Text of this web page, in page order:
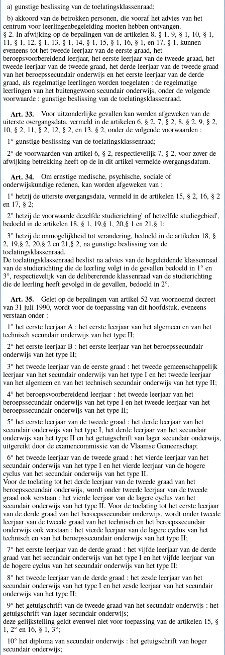
a) gunstige beslissing van de toelatingsklassenraad;
b) akkoord van de betrokken personen, die vooraf het advies van het
centrum voor leerlingenbegeleiding moeten hebben ontvangen.
§ 2. In afwijking op de bepalingen van de artikelen 8, § 1, 9, § 1, 10, § 1,
11, § 1, 12, § 1, 13, § 1, 14, § 1, 15, § 1, 16, § 1, en 17, § 1, kunnen
eveneens tot het tweede leerjaar van de eerste graad, het
beroepsvoorbereidend leerjaar, het eerste leerjaar van de tweede graad, het
tweede leerjaar van de tweede graad, het derde leerjaar van de tweede graad
van het beroepssecundair onderwijs en het eerste leerjaar van de derde
graad, als regelmatige leerlingen worden toegelaten : de regelmatige
leerlingen van het buitengewoon secundair onderwijs, onder de volgende
voorwaarde : gunstige beslissing van de toelatingsklassenraad.
Art. 33.
Voor uitzonderlijke gevallen kan worden afgeweken van de
uiterste overgangsdata, vermeld in de artikelen 6, § 2, 7, § 2, 8, § 2, 9, § 2,
10, § 2, 11, § 2, 12, § 2, en 13, § 2, onder de volgende voorwaarden :
1° gunstige beslissing van de toelatingsklassenraad;
2° de voorwaarden van artikel 6, § 2, respectievelijk 7, § 2, voor zover de
afwijking betrekking heeft op de in dit artikel vermelde overgangsdatum.
Art. 34.
Om ernstige medische, psychische, sociale of
onderwijskundige redenen, kan worden afgeweken van :
1° hetzij de uiterste overgangsdata, vermeld in de artikelen 15, § 2, 16, § 2
en 17, § 2;
2° hetzij de voorwaarde dezelfde studierichting' of hetzelfde studiegebied',
bedoeld in de artikelen 18, § 1, 19,§ 1, 20,§ 1 en 21,§ 1;
3° hetzij de onmogelijkheid tot verandering, bedoeld in de artikelen 18, §
2, 19,§ 2, 20,§ 2 en 21,§ 2, na gunstige beslissing van de
toelatingsklassenraad.
De toelatingsklassenraad beslist na advies van de begeleidende klassenraad
van de studierichting die de leerling volgt in de gevallen bedoeld in 1° en
3°, respectievelijk van de delibererende klassenraad van de studierichting
die de leerling heeft gevolgd in de gevallen, bedoeld in 2°.
Art. 35.
Gelet op de bepalingen van artikel 52 van voornoemd decreet
van 31 juli 1990, wordt voor de toepassing van dit hoofdstuk, eveneens
verstaan onder :
1° het eerste leerjaar A : het eerste leerjaar van het algemeen en van het
technisch secundair onderwijs van het type II;
2° het eerste leerjaar B : het eerste leerjaar van het beroepssecundair
onderwijs van het type II;
3° het tweede leerjaar van de eerste graad : het tweede gemeenschappelijk
leerjaar van het secundair onderwijs van het type I en het tweede leerjaar
van het algemeen en van het technisch secundair onderwijs van het type II;
4° het beroepsvoorbereidend leerjaar : het tweede leerjaar van het
beroepssecundair onderwijs van het type I en het tweede leerjaar van het
beroepssecundair onderwijs van het type II;
5° het eerste leerjaar van de tweede graad : het derde leerjaar van het
secundair onderwijs van het type I, het derde leerjaar van het secundair
onderwijs van het type II en het getuigschrift van lager secundair onderwijs,
uitgereikt door de examencommissie van de Vlaamse Gemeenschap;
6° het tweede leerjaar van de tweede graad : het vierde leerjaar van het
secundair onderwijs van het type I en het vierde leerjaar van de hogere
cyclus van het secundair onderwijs van het type II.
Voor de toelating tot het derde leerjaar van de tweede graad van het
beroepssecundair onderwijs, wordt onder tweede leerjaar van de tweede
graad ook verstaan : het vierde leerjaar van de lagere cyclus van het
secundair onderwijs van het type II. Voor de toelating tot het eerste leerjaar
van de derde graad van het beroepssecundair onderwijs, wordt onder tweede
leerjaar van de tweede graad van het technisch en het beroepssecundair
onderwijs ook verstaan : het vierde leerjaar van de lagere cyclus van het
technisch en van het beroepssecundair onderwijs van het type II;
7° het eerste leerjaar van de derde graad : het vijfde leerjaar van de derde
graad van het secundair onderwijs van het type I en het vijfde leerjaar van
de hogere cyclus van het secundair onderwijs van het type II;
8° het tweede leerjaar van de derde graad : het zesde leerjaar van het
secundair onderwijs van het type I en het zesde leerjaar van het secundair
onderwijs van het type II;
9° het getuigschrift van de tweede graad van het secundair onderwijs : het
getuigschrift van lager secundair onderwijs;
deze gelijkstelling geldt evenwel niet voor toepassing van de artikelen 15, §
1, 2° en 16, § 1, 3°;
10° het diploma van secundair onderwijs : het getuigschrift van hoger
secundair onderwijs;